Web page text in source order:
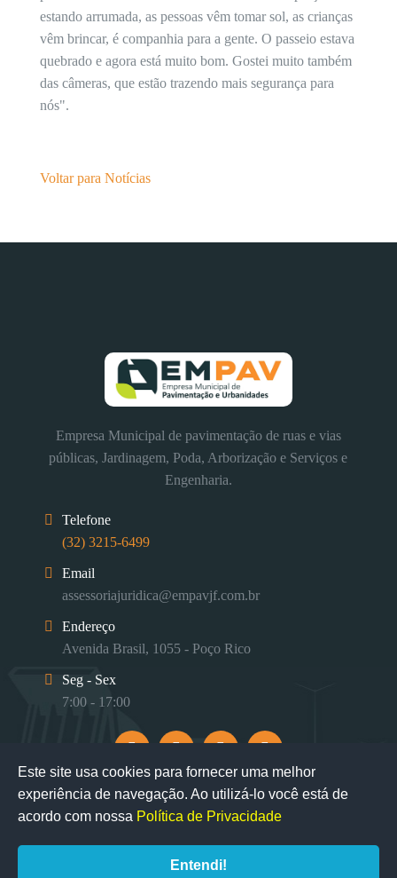
estando arrumada, as pessoas vêm tomar sol, as crianças
vêm brincar, é companhia para a gente. O passeio estava
quebrado e agora está muito bom. Gostei muito também
das câmeras, que estão trazendo mais segurança para
nós".
Voltar para Notícias
Empresa Municipal de pavimentação de ruas e vias
públicas, Jardinagem, Poda, Arborização e Serviços e
Engenharia.
Telefone
(32) 3215-6499
Email
assessoriajuridica@empavjf.com.br
Endereço
Avenida Brasil, 1055 - Poço Rico
Seg - Sex
7:00 - 17:00
Este site usa cookies para fornecer uma melhor
experiência de navegação. Ao utilizá-lo você está de
acordo com nossa Política de Privacidade
Entendi!